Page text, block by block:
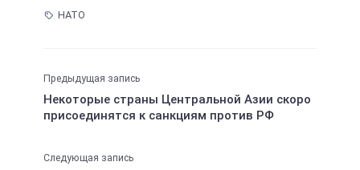
НАТО
Предыдущая запись
Некоторые страны Центральной Азии скоро
присоединятся к санкциям против РФ
Следующая запись